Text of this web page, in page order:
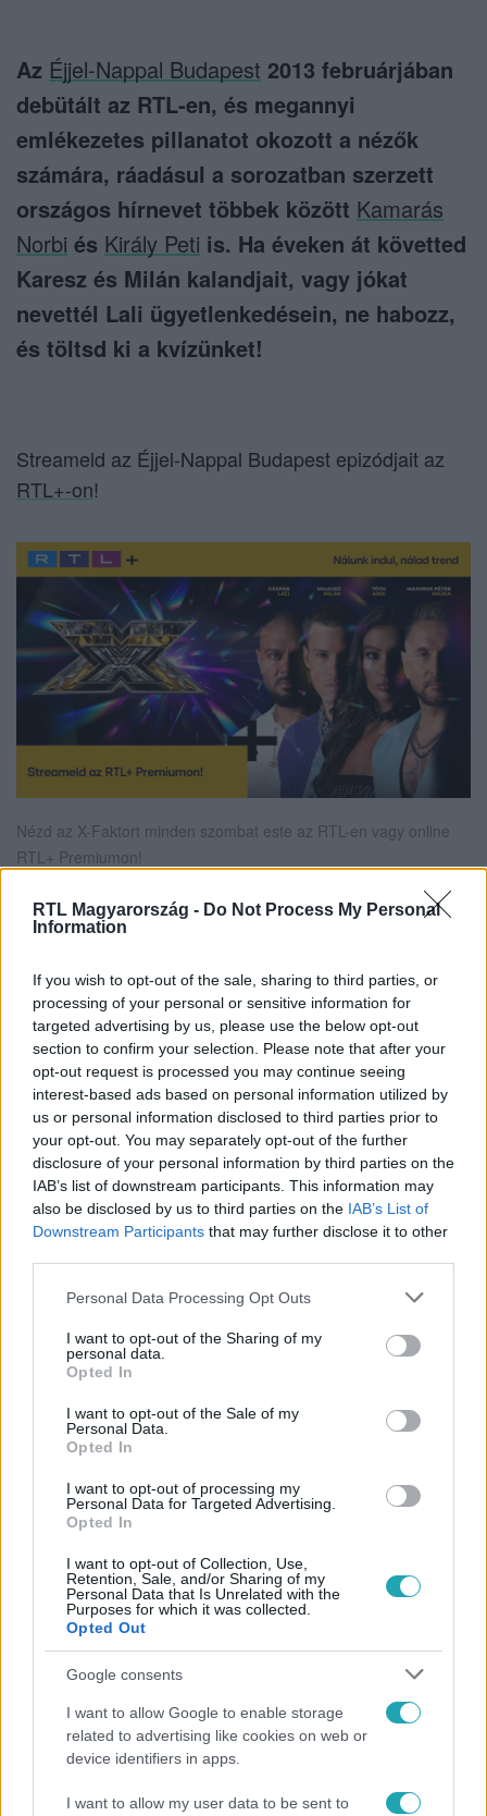
RTL Magyarország - Do Not Process My Personal
Information
If you wish to opt-out of the sale, sharing to third parties, or
processing of your personal or sensitive information for
targeted advertising by us, please use the below opt-out
section to confirm your selection. Please note that after your
opt-out request is processed you may continue seeing
interest-based ads based on personal information utilized by
us or personal information disclosed to third parties prior to
your opt-out. You may separately opt-out of the further
disclosure of your personal information by third parties on the
IAB’s list of downstream participants. This information may
also be disclosed by us to third parties on the IAB’s List of
Downstream Participants that may further disclose it to other
Please note that this website/app uses one or more Google
not limited to your visit or usage behaviour. You may click to
grant or deny consent to Google and its third-party tags to
use your data for below specified purposes in below Google
consent section.
Personal Data Processing Opt Outs
I want to opt-out of the Sharing of my
personal data.
Opted In
I want to opt-out of the Sale of my
Personal Data.
Opted In
I want to opt-out of processing my
Personal Data for Targeted Advertising.
Opted In
I want to opt-out of Collection, Use,
Retention, Sale, and/or Sharing of my
Personal Data that Is Unrelated with the
Purposes for which it was collected.
Opted Out
Google consents
I want to allow Google to enable storage
related to advertising like cookies on web or
device identifiers in apps.
I want to allow my user data to be sent to
Az Éjjel-Nappal Budapest 2013 februárjában
debütált az RTL-en, és megannyi
emlékezetes pillanatot okozott a nézők
számára, ráadásul a sorozatban szerzett
országos hírnevet többek között Kamarás
Norbi és Király Peti is. Ha éveken át követted
Karesz és Milán kalandjait, vagy jókat
nevettél Lali ügyetlenkedésein, ne habozz,
és töltsd ki a kvízünket!
Streameld az Éjjel-Nappal Budapest epizódjait az
RTL+-on!
Nézd az X-Faktort minden szombat este az RTL-en vagy online
RTL+ Premiumon!
legyen a Google-találatokban!
Követem
# ÉJJEL-NAPPAL BUDAPEST NÁDAI ANIKÓ
KAMARÁS NORBI
VARGA MIKLÓS JOE #KOHOLÁK ALEXA
TÖRŐCSIK DANI #X-FAKTOR #SCHUMACHER VANDA
PAPP ZSOMBOR